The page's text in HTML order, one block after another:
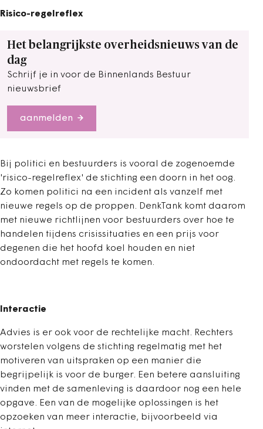
Risico-regelreflex
Het belangrijkste overheidsnieuws van de
dag
Schrijf je in voor de Binnenlands Bestuur
nieuwsbrief
aanmelden
Bij politici en bestuurders is vooral de zogenoemde
'risico-regelreflex' de stichting een doorn in het oog.
Zo komen politici na een incident als vanzelf met
nieuwe regels op de proppen. DenkTank komt daarom
met nieuwe richtlijnen voor bestuurders over hoe te
handelen tijdens crisissituaties en een prijs voor
degenen die het hoofd koel houden en niet
ondoordacht met regels te komen.
Interactie
Advies is er ook voor de rechtelijke macht. Rechters
worstelen volgens de stichting regelmatig met het
motiveren van uitspraken op een manier die
begrijpelijk is voor de burger. Een betere aansluiting
vinden met de samenleving is daardoor nog een hele
opgave. Een van de mogelijke oplossingen is het
opzoeken van meer interactie, bijvoorbeeld via